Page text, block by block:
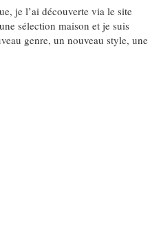
je l’ai découverte via le site
sélection maison et je suis
genre, un nouveau style, une